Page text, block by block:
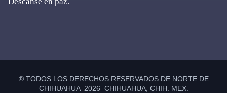
® TODOS LOS DERECHOS RESERVADOS DE NORTE DE
CHIHUAHUA 2026 CHIHUAHUA, CHIH. MEX.